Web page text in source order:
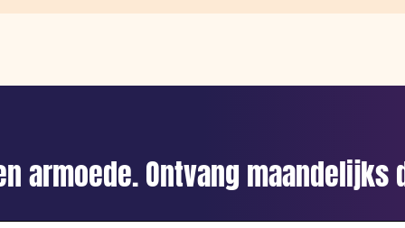
armoede. Ontvang maandelijks